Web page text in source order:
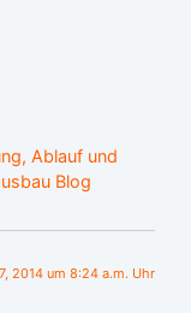
Ablauf und
Blog
2014 um 8:24 a.m. Uhr